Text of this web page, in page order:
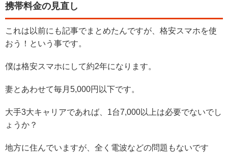
携帯料金の見直し
これは以前にも記事でまとめたんですが、格安スマホを使
おう！という事です。
僕は格安スマホにして約2年になります。
妻とあわせて毎月5,000円以下です。
大手3大キャリアであれば、1台7,000以上は必要でないでし
ょうか？
地方に住んでいますが、全く電波などの問題もないです